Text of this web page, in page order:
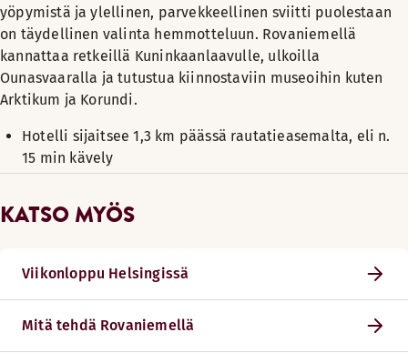
yöpymistä ja ylellinen, parvekkeellinen sviitti puolestaan
on täydellinen valinta hemmotteluun. Rovaniemellä
kannattaa retkeillä Kuninkaanlaavulle, ulkoilla
Ounasvaaralla ja tutustua kiinnostaviin museoihin kuten
Arktikum ja Korundi.
Hotelli sijaitsee 1,3 km päässä rautatieasemalta, eli n.
15 min kävely
KATSO MYÖS
Viikonloppu Helsingissä
Mitä tehdä Rovaniemellä